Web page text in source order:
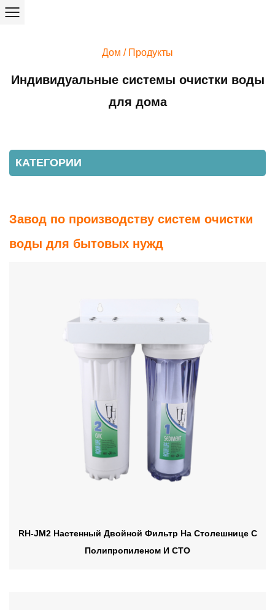
Дом / Продукты
Индивидуальные системы очистки воды
для дома
КАТЕГОРИИ
Завод по производству систем очистки
воды для бытовых нужд
RH-JM2 Настенный Двойной Фильтр На Столешнице С
Полипропиленом И CTO